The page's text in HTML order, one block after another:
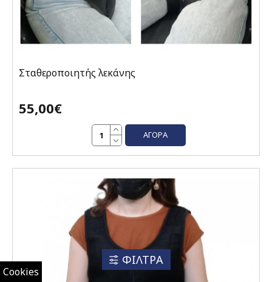
Cookies
Σταθεροποιητής λεκάνης
55,00€
ΑΓΟΡΆ
ΦΙΛΤΡΑ